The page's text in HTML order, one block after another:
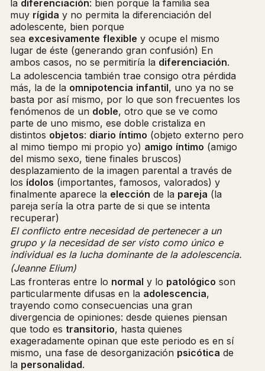
la diferenciación: bien porque la familia sea
muy rígida y no permita la diferenciación del
adolescente, bien porque
sea excesivamente flexible y ocupe el mismo
lugar de éste (generando gran confusión) En
ambos casos, no se permitiría la diferenciación.
La adolescencia también trae consigo otra pérdida
más, la de la omnipotencia infantil, uno ya no se
basta por así mismo, por lo que son frecuentes los
fenómenos de un doble, otro que se ve como
parte de uno mismo, ese doble cristaliza en
distintos objetos: diario íntimo (objeto externo pero
al mimo tiempo mi propio yo) amigo íntimo (amigo
del mismo sexo, tiene finales bruscos)
desplazamiento de la imagen parental a través de
los ídolos (importantes, famosos, valorados) y
finalmente aparece la elección de la pareja (la
pareja sería la otra parte de si que se intenta
recuperar)
El conflicto entre necesidad de pertenecer a un
grupo y la necesidad de ser visto como único e
individual es la lucha dominante de la adolescencia.
(Jeanne Elium)
Las fronteras entre lo normal y lo patológico son
particularmente difusas en la adolescencia,
trayendo como consecuencias una gran
divergencia de opiniones: desde quienes piensan
que todo es transitorio, hasta quienes
exageradamente opinan que este periodo es en sí
mismo, una fase de desorganización psicótica de
la personalidad.